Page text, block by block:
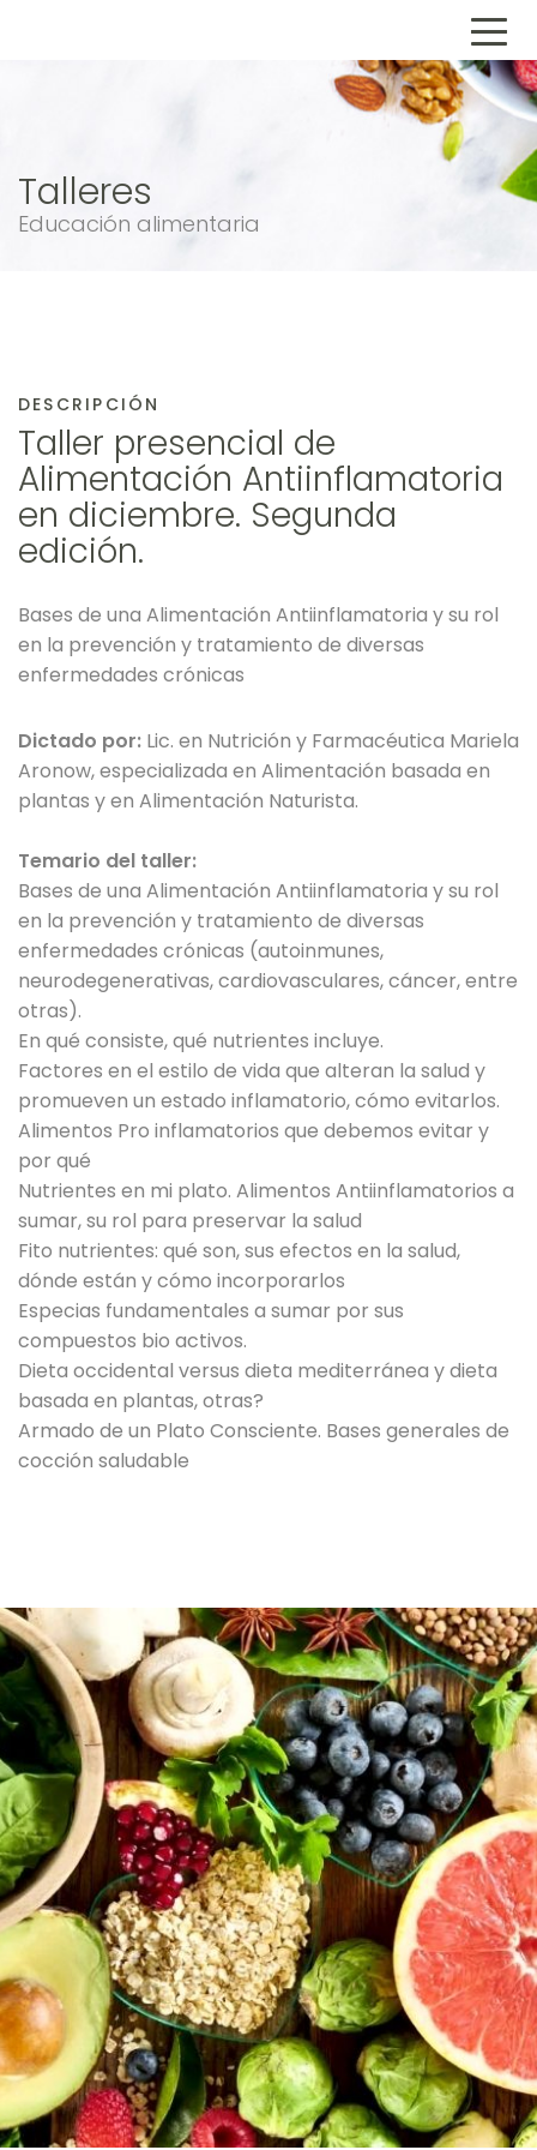
Talleres
Educación alimentaria
DESCRIPCIÓN
Taller presencial de
Alimentación Antiinflamatoria
en diciembre. Segunda
edición.
Bases de una Alimentación Antiinflamatoria y su rol
en la prevención y tratamiento de diversas
enfermedades crónicas
Dictado por: Lic. en Nutrición y Farmacéutica Mariela
Aronow, especializada en Alimentación basada en
plantas y en Alimentación Naturista.
Temario del taller:
Bases de una Alimentación Antiinflamatoria y su rol
en la prevención y tratamiento de diversas
enfermedades crónicas (autoinmunes,
neurodegenerativas, cardiovasculares, cáncer, entre
otras).
En qué consiste, qué nutrientes incluye.
Factores en el estilo de vida que alteran la salud y
promueven un estado inflamatorio, cómo evitarlos.
Alimentos Pro inflamatorios que debemos evitar y
por qué
Nutrientes en mi plato. Alimentos Antiinflamatorios a
sumar, su rol para preservar la salud
Fito nutrientes: qué son, sus efectos en la salud,
dónde están y cómo incorporarlos
Especias fundamentales a sumar por sus
compuestos bio activos.
Dieta occidental versus dieta mediterránea y dieta
basada en plantas, otras?
Armado de un Plato Consciente. Bases generales de
cocción saludable